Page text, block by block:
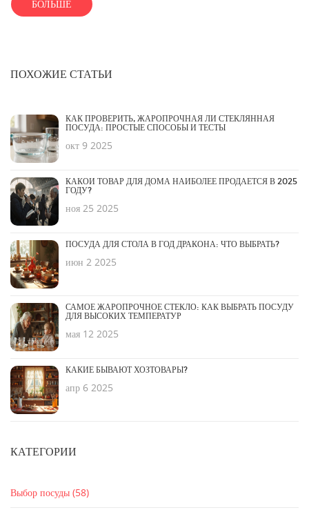
БОЛЬШЕ
ПОХОЖИЕ СТАТЬИ
КАК ПРОВЕРИТЬ, ЖАРОПРОЧНАЯ ЛИ СТЕКЛЯННАЯ
ПОСУДА: ПРОСТЫЕ СПОСОБЫ И ТЕСТЫ
окт 9 2025
КАКОЙ ТОВАР ДЛЯ ДОМА НАИБОЛЕЕ ПРОДАЕТСЯ В 2025
ГОДУ?
ноя 25 2025
ПОСУДА ДЛЯ СТОЛА В ГОД ДРАКОНА: ЧТО ВЫБРАТЬ?
июн 2 2025
САМОЕ ЖАРОПРОЧНОЕ СТЕКЛО: КАК ВЫБРАТЬ ПОСУДУ
ДЛЯ ВЫСОКИХ ТЕМПЕРАТУР
мая 12 2025
КАКИЕ БЫВАЮТ ХОЗТОВАРЫ?
апр 6 2025
КАТЕГОРИИ
Выбор посуды (58)